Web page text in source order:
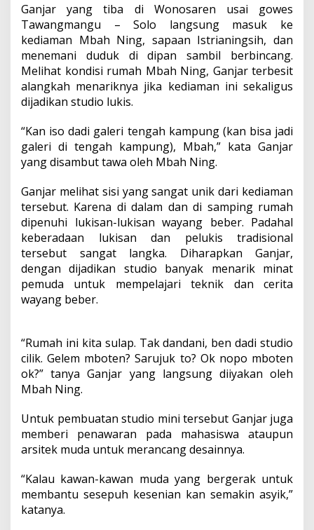
Ganjar yang tiba di Wonosaren usai gowes
Tawangmangu – Solo langsung masuk ke
kediaman Mbah Ning, sapaan Istrianingsih, dan
menemani duduk di dipan sambil berbincang.
Melihat kondisi rumah Mbah Ning, Ganjar terbesit
alangkah menariknya jika kediaman ini sekaligus
dijadikan studio lukis.
“Kan iso dadi galeri tengah kampung (kan bisa jadi
galeri di tengah kampung), Mbah,” kata Ganjar
yang disambut tawa oleh Mbah Ning.
Ganjar melihat sisi yang sangat unik dari kediaman
tersebut. Karena di dalam dan di samping rumah
dipenuhi lukisan-lukisan wayang beber. Padahal
keberadaan lukisan dan pelukis tradisional
tersebut sangat langka. Diharapkan Ganjar,
dengan dijadikan studio banyak menarik minat
pemuda untuk mempelajari teknik dan cerita
wayang beber.
“Rumah ini kita sulap. Tak dandani, ben dadi studio
cilik. Gelem mboten? Sarujuk to? Ok nopo mboten
ok?” tanya Ganjar yang langsung diiyakan oleh
Mbah Ning.
Untuk pembuatan studio mini tersebut Ganjar juga
memberi penawaran pada mahasiswa ataupun
arsitek muda untuk merancang desainnya.
“Kalau kawan-kawan muda yang bergerak untuk
membantu sesepuh kesenian kan semakin asyik,”
katanya.